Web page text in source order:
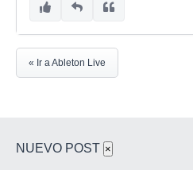
« Ir a Ableton Live
NUEVO POST ×